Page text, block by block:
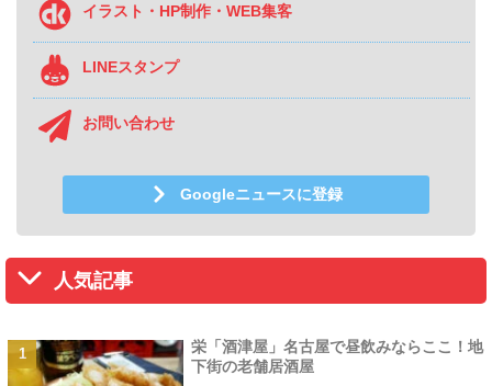
イラスト・HP制作・WEB集客
LINEスタンプ
お問い合わせ
Googleニュースに登録
人気記事
栄「酒津屋」名古屋で昼飲みならここ！地
下街の老舗居酒屋